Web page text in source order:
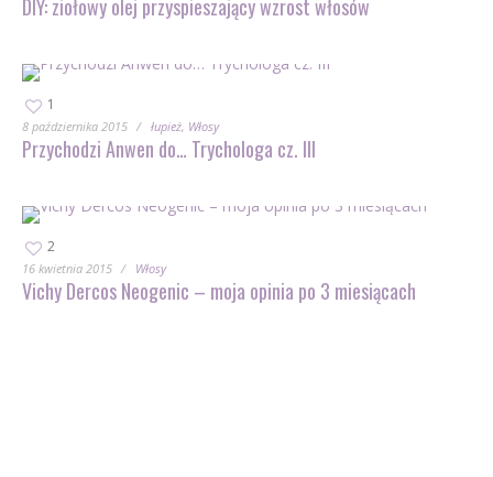
DIY: ziołowy olej przyspieszający wzrost włosów
1
8 października 2015 łupież Włosy
Przychodzi Anwen do… Trychologa cz. III
2
16 kwietnia 2015 Włosy
Vichy Dercos Neogenic – moja opinia po 3 miesiącach